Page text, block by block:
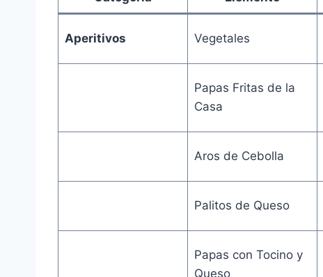
Aperitivos Vegetales
Papas Fritas de la
Casa
Aros de Cebolla
Palitos de Queso
Papas con Tocino y
Queso